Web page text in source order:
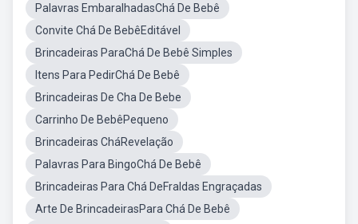
Palavras EmbaralhadasChá De Bebê
Convite Chá De BebêEditável
Brincadeiras ParaChá De Bebê Simples
Itens Para PedirChá De Bebê
Brincadeiras De Cha De Bebe
Carrinho De BebêPequeno
Brincadeiras CháRevelação
Palavras Para BingoChá De Bebê
Brincadeiras Para Chá DeFraldas Engraçadas
Arte De BrincadeirasPara Chá De Bebê